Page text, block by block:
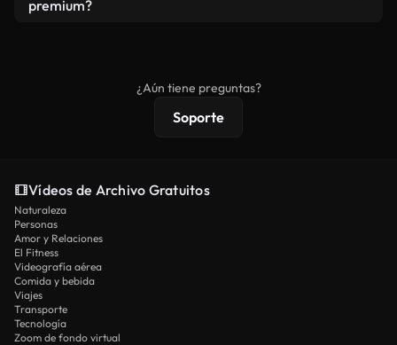
premium?
protecciones de licencia extendidas.
¿Aún tiene preguntas?
Soporte
Vídeos de Archivo Gratuitos
Naturaleza
Personas
Amor y Relaciones
El Fitness
Videografía aérea
Comida y bebida
Viajes
Transporte
Tecnología
Zoom de fondo virtual